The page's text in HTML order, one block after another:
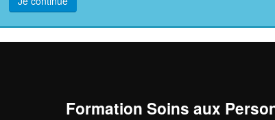
Formation Soins aux